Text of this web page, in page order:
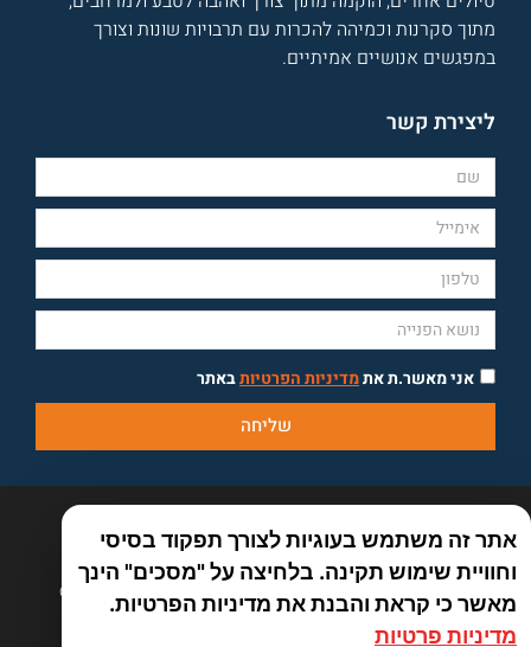
מתוך סקרנות וכמיהה להכרות עם תרבויות שונות וצורך
במפגשים אנושיים אמיתיים.
ליצירת קשר
אני מאשר.ת אתמדיניות הפרטיותבאתר
שליחה
כל הזכויות שמורות לאמיר פלג טיולים אחרים 2026 ©
אתר זה משתמש בעוגיות לצורך תפקוד בסיסי
וחוויית שימוש תקינה. בלחיצה על "מסכים" הינך
מאשר כי קראת והבנת את מדיניות הפרטיות.
מדיניות פרטיות